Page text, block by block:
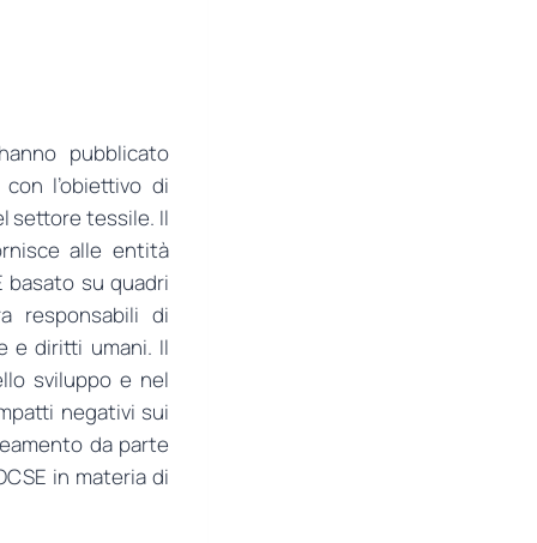
pubblicato
l’obiettivo di
settore tessile. Il
alle entità
basato su quadri
responsabili di
e diritti umani. Il
sviluppo e nel
negativi sui
da parte
in materia di